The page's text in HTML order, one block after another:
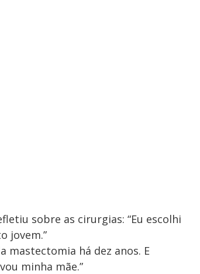
sobre as cirurgias: “Eu escolhi
jovem.”
mastectomia há dez anos. E
minha mãe.”